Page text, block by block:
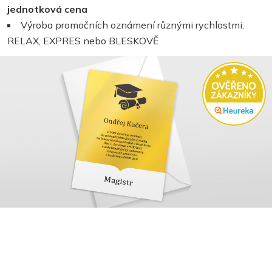
jednotková cena
Výroba promočních oznámení různými rychlostmi:
RELAX, EXPRES nebo BLESKOVĚ